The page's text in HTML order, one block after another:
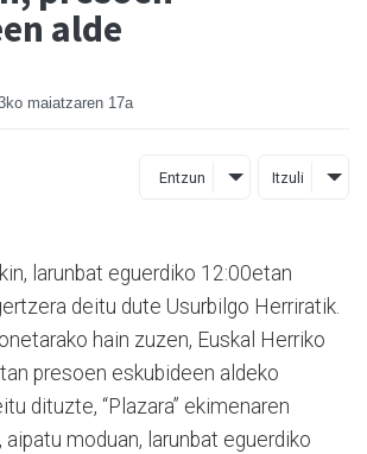
alde
maiatzaren 17a
Entzun Itzuli
larunbat eguerdiko 12:00etan
deitu dute Usurbilgo Herriratik.
hain zuzen, Euskal Herriko
presoen eskubideen aldeko
dituzte, “Plazara” ekimenaren
aipatu moduan, larunbat eguerdiko